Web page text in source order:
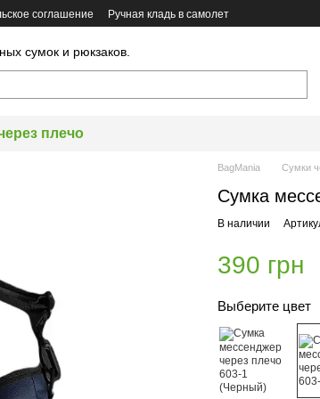
соглашение Ручная кладь в самолет
сумок и рюкзаков.
плечо
BagMania Сумки
Сумка
В наличии
390 грн
Выберите цвет